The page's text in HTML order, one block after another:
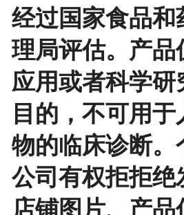
经过国家食品和
理局评估。产品
应用或者科学研
目的，不可用
物的临床诊断。
公司有权拒拒绝
店铺图片、产